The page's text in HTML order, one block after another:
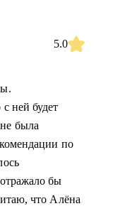
5.0
ней будет
была
по
бы
что Алёна